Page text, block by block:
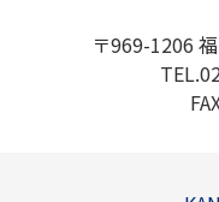
〒969-1206